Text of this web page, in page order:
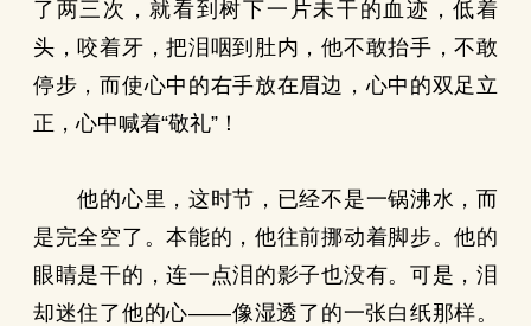
了两三次，就看到树下一片未干的血迹，低着
头，咬着牙，把泪咽到肚内，他不敢抬手，不敢
停步，而使心中的右手放在眉边，心中的双足立
正，心中喊着“敬礼”！
他的心里，这时节，已经不是一锅沸水，而
是完全空了。本能的，他往前挪动着脚步。他的
眼睛是干的，连一点泪的影子也没有。可是，泪
却迷住了他的心——像湿透了的一张白纸那样。